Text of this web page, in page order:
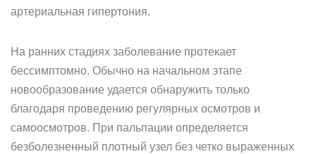
артериальная гипертония.
На ранних стадиях заболевание протекает
бессимптомно. Обычно на начальном этапе
новообразование удается обнаружить только
благодаря проведению регулярных осмотров и
самоосмотров. При пальпации определяется
безболезненный плотный узел без четко выраженных